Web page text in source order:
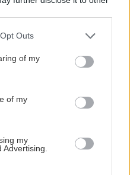
uses one or more Google
You may click to
and its third-party tags to
purposes in below Google
Outs
of my
of my
my
hmotu